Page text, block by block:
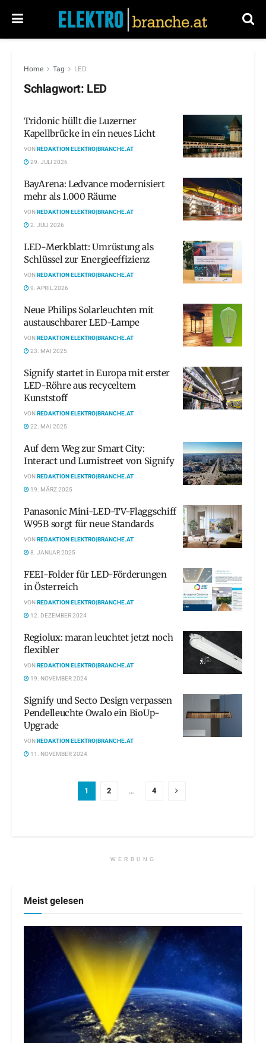
Home Tag LED
Schlagwort: LED
Tridonic hüllt die Luzerner
Kapellbrücke in ein neues Licht
VONREDAKTION ELEKTRO|BRANCHE.AT
29. JULI 2026
BayArena: Ledvance modernisiert
mehr als 1.000 Räume
VONREDAKTION ELEKTRO|BRANCHE.AT
2. JULI 2026
LED-Merkblatt: Umrüstung als
Schlüssel zur Energieeffizienz
VONREDAKTION ELEKTRO|BRANCHE.AT
9. APRIL 2026
Neue Philips Solarleuchten mit
austauschbarer LED-Lampe
VONREDAKTION ELEKTRO|BRANCHE.AT
23. MAI 2025
Signify startet in Europa mit erster
LED-Röhre aus recyceltem
Kunststoff
VONREDAKTION ELEKTRO|BRANCHE.AT
22. MAI 2025
Auf dem Weg zur Smart City:
Interact und Lumistreet von Signify
VONREDAKTION ELEKTRO|BRANCHE.AT
19. MÄRZ 2025
Panasonic Mini-LED-TV-Flaggschiff
W95B sorgt für neue Standards
VONREDAKTION ELEKTRO|BRANCHE.AT
8. JANUAR 2025
FEEI-Folder für LED-Förderungen
in Österreich
VONREDAKTION ELEKTRO|BRANCHE.AT
12. DEZEMBER 2024
Regiolux: maran leuchtet jetzt noch
flexibler
VONREDAKTION ELEKTRO|BRANCHE.AT
19. NOVEMBER 2024
Signify und Secto Design verpassen
Pendelleuchte Owalo ein BioUp-
Upgrade
VONREDAKTION ELEKTRO|BRANCHE.AT
11. NOVEMBER 2024
1 2 … 4
WERBUNG
Meist gelesen